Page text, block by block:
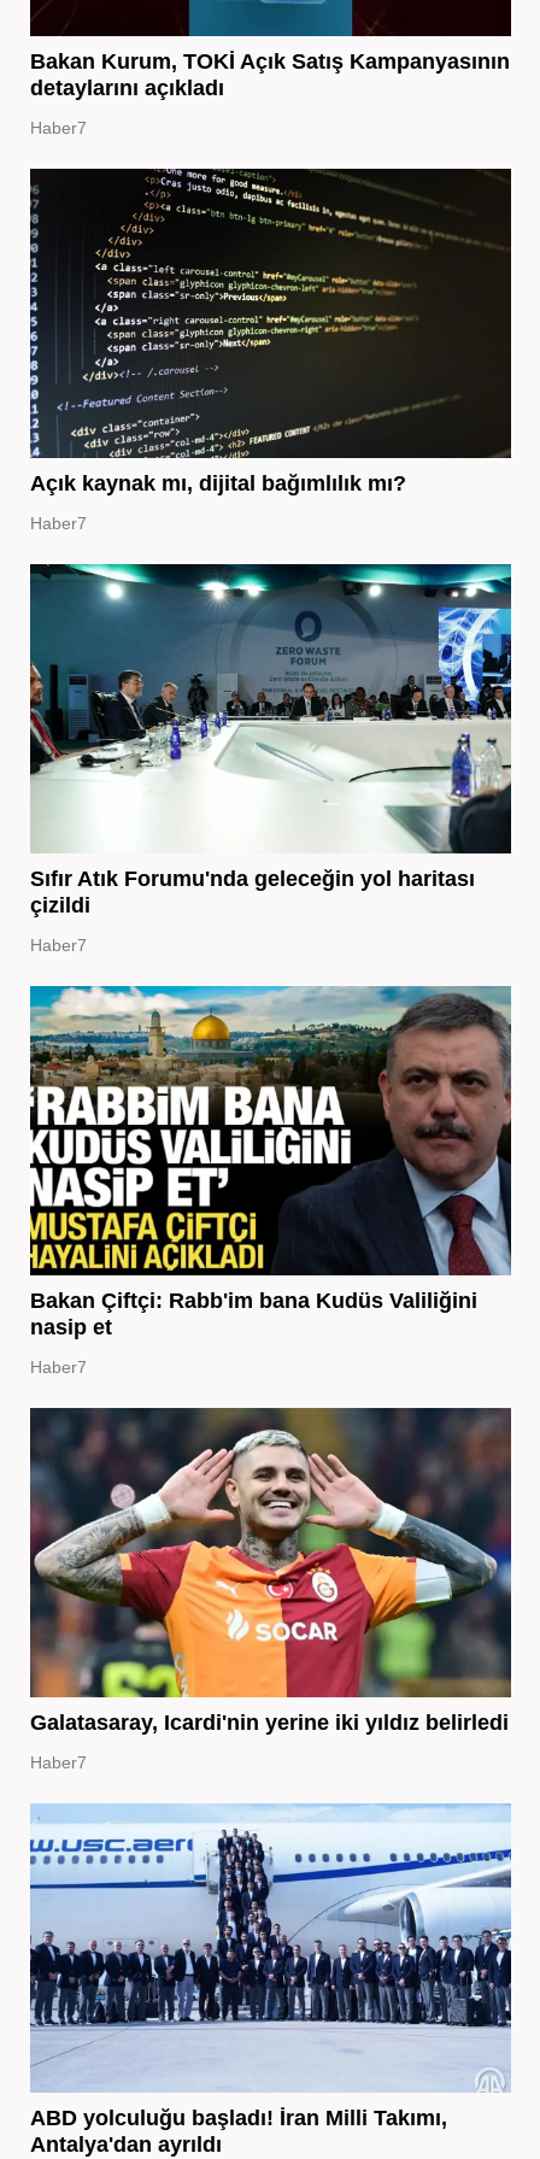
Bakan Kurum, TOKİ Açık Satış Kampanyasının
detaylarını açıkladı
Haber7
Açık kaynak mı, dijital bağımlılık mı?
Haber7
Sıfır Atık Forumu'nda geleceğin yol haritası
çizildi
Haber7
Bakan Çiftçi: Rabb'im bana Kudüs Valiliğini
nasip et
Haber7
Galatasaray, Icardi'nin yerine iki yıldız belirledi
Haber7
ABD yolculuğu başladı! İran Milli Takımı,
Antalya'dan ayrıldı